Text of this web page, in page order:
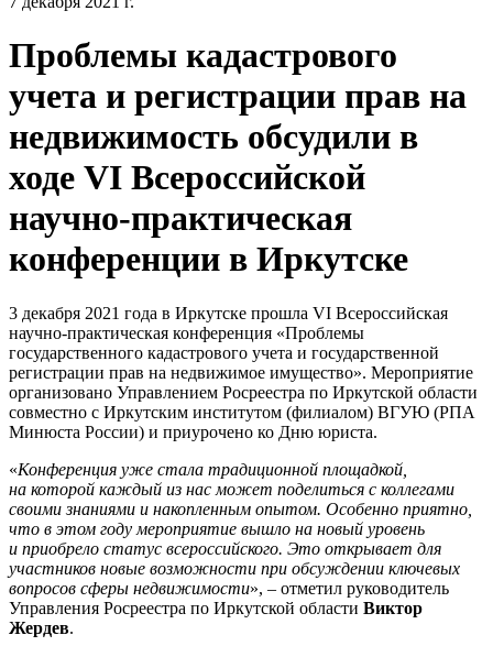
Проблемы кадастрового
учета и регистрации прав на
недвижимость обсудили в
ходе VI Всероссийской
научно-практическая
конференции в Иркутске
3 декабря 2021 года в Иркутске прошла VI Всероссийская
научно-практическая конференция «Проблемы
государственного кадастрового учета и государственной
регистрации прав на недвижимое имущество». Мероприятие
организовано Управлением Росреестра по Иркутской области
совместно с Иркутским институтом (филиалом) ВГУЮ (РПА
Минюста России) и приурочено ко Дню юриста.
«Конференция уже стала традиционной площадкой,
на которой каждый из нас может поделиться с коллегами
своими знаниями и накопленным опытом. Особенно приятно,
что в этом году мероприятие вышло на новый уровень
и приобрело статус всероссийского. Это открывает для
участников новые возможности при обсуждении ключевых
вопросов сферы недвижимости», – отметил руководитель
Управления Росреестра по Иркутской области Виктор
Жердев.